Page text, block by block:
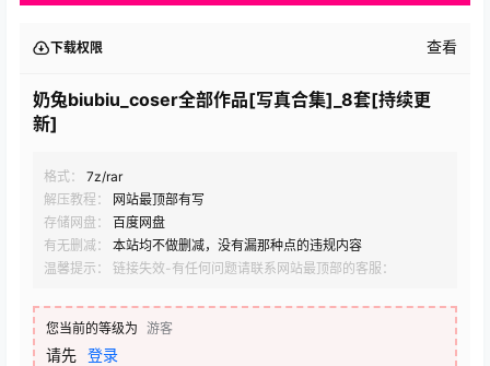
下载权限 查看
奶兔biubiu_coser全部作品[写真合集]_8套[持续更
新]
格式：
7z/rar
解压教程：
网站最顶部有写
存储网盘：
百度网盘
有无删减：
本站均不做删减，没有漏那种点的违规内容
温馨提示： 链接失效-有任何问题请联系网站最顶部的客服：
您当前的等级为 游客
请先 登录